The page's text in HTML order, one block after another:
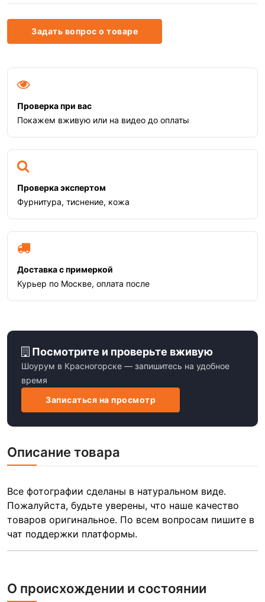
Задать вопрос о товаре
Проверка при вас
Покажем вживую или на видео до оплаты
Проверка экспертом
Фурнитура, тиснение, кожа
Доставка с примеркой
Курьер по Москве, оплата после
Посмотрите и проверьте вживую
Шоурум в Красногорске — запишитесь на удобное
время
Записаться на просмотр
Описание товара
Все фотографии сделаны в натуральном виде.
Пожалуйста, будьте уверены, что наше качество
товаров оригинальное. По всем вопросам пишите в
чат поддержки платформы.
О происхождении и состоянии